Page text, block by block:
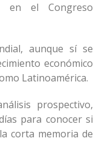
en el Congreso
aunque sí se
económico
Latinoamérica.
prospectivo,
para conocer si
corta memoria de